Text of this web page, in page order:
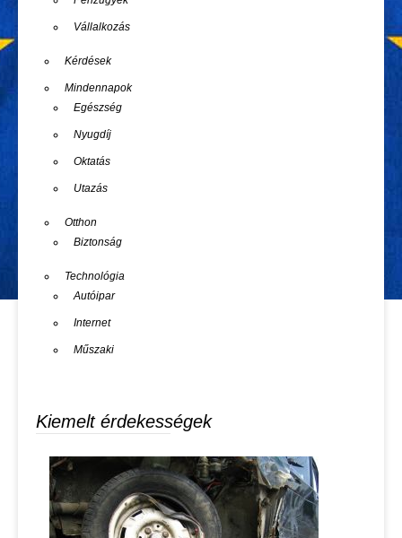
Vállalkozás
Kérdések
Mindennapok
Egészség
Nyugdíj
Oktatás
Utazás
Otthon
Biztonság
Technológia
Autóipar
Internet
Műszaki
Kiemelt érdekességek